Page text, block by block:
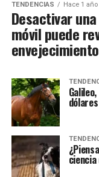
TENDENCIAS Hace 1 año
Desactivar
móvil puede